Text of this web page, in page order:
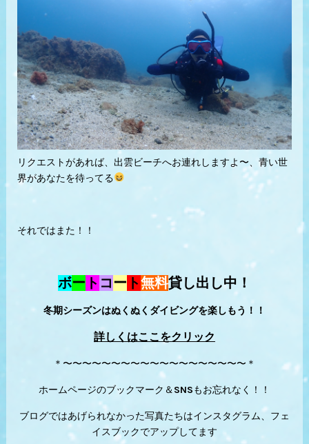
リクエストがあれば、出雲ビーチへお連れしますよ〜、青い世
界があなたを待ってる
それではまた！！
ボー ト コー ト無料貸し出し中！
冬期シーズンはぬくぬくダイビングを楽しもう！！
詳しくはここをクリック
＊〜〜〜〜〜〜〜〜〜〜〜〜〜〜〜〜〜〜〜＊
ホームページのブックマーク＆SNSもお忘れなく！！
ブログではあげられなかった写真たちはインスタグラム、フェ
イスブックでアップしてます